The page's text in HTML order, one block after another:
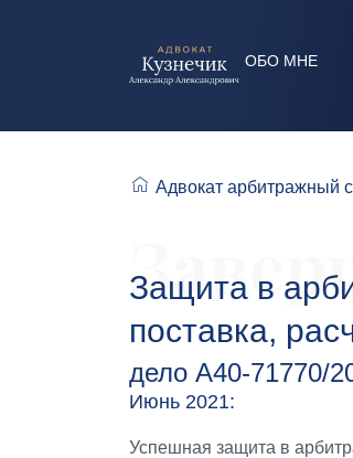
ОБО МНЕ
Адвокат арбитражный
Защита в
поставка,
дело А40-71770/
Июнь 2021:
Успешная защита в